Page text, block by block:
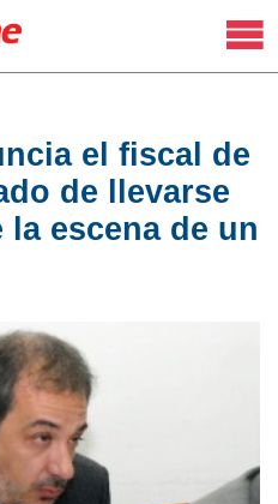
el fiscal de
de llevarse
la escena de un